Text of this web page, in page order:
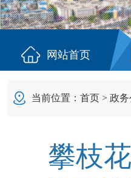
网站首页
当前位置： 首页 > 政
攀枝